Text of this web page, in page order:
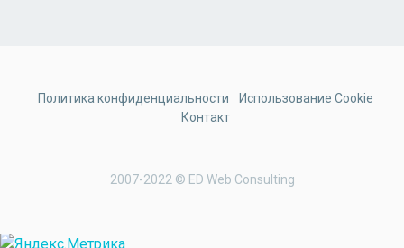
2007-2022 © ED Web Consulting
Политика конфиденциальности
Использование Cookie
Контакт